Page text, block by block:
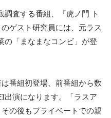
査する番組、『虎ノ門 ト
ゲスト研究員には、元ラス
の「まなまなコンビ」が登
番組初登場、前番組から数
出演になります。「ラスア
の後もプライベートでの親